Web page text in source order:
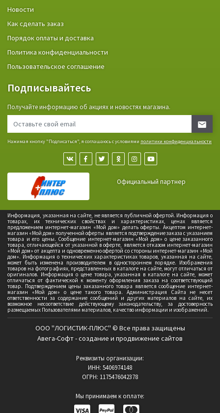
Новости
Как сделать заказ
Порядок оплаты и доставка
Политика конфиденциальности
Пользовательское соглашение
Подписывайтесь
Получайте информацию об акциях и новостях магазина.
Нажимая кнопку "Подписаться", я соглашаюсь с условиями политики конфиденциальности
Официальный партнер
Информация, указанная на сайте, не является публичной офертой. Информация о
товарах, их технических свойствах и характеристиках, ценах является
предложением интернет-магазин «Мой дом» делать оферты. Акцептом интернет-
магазин «Мой дом» полученной оферты является подтверждение заказа с указанием
товара и его цены. Сообщение интернет-магазин «Мой дом» о цене заказанного
товара, отличающейся от указанной в оферте, является отказом интернет-магазин
«Мой дом» от акцепта и одновременно офертой со стороны интернет-магазин «Мой
дом». Информация о технических характеристиках товаров, указанная на сайте,
может быть изменена производителем в одностороннем порядке. Изображения
товаров на фотографиях, представленных в каталоге на сайте, могут отличаться от
оригиналов. Информация о цене товара, указанная в каталоге на сайте, может
отличаться от фактической к моменту оформления заказа на соответствующий
товар. Подтверждением цены заказанного товара является сообщение интернет-
магазин «Мой дом» о цене такого товара. Администрация Сайта не несет
ответственности за содержание сообщений и других материалов на сайте, их
возможное несоответствие действующему законодательству, за достоверность
размещаемых Пользователями материалов, качество информации и изображений.
ООО "ЛОГИСТИК-ПЛЮС" © Все права защищены
Авега-Софт - создание и продвижение сайтов
Реквизиты организации:
ИНН: 5406974148
ОГРН: 1175476042378
Мы принимаем к оплате: